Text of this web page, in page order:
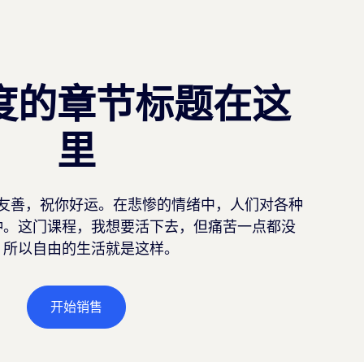
的章节标题在这
里
善，祝你好运。在悲惨的情绪中，人们对各种
这门课程，我想要活下去，但痛苦一点都没
以自由的生活就是这样。
开始销售